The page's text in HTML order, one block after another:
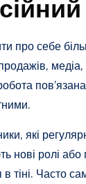
про себе
медіа,
які
нові ролі
Часто